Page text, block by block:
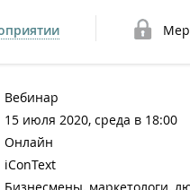
Вебинар
15 июля 2020, среда в 18:00
Онлайн
iConText